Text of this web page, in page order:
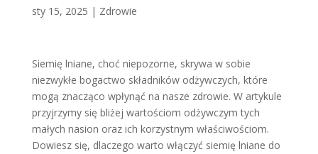
sty 15, 2025 | Zdrowie
Siemię lniane, choć niepozorne, skrywa w sobie
niezwykłe bogactwo składników odżywczych, które
mogą znacząco wpłynąć na nasze zdrowie. W artykule
przyjrzymy się bliżej wartościom odżywczym tych
małych nasion oraz ich korzystnym właściwościom.
Dowiesz się, dlaczego warto włączyć siemię lniane do